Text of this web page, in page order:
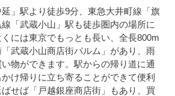
」駅より徒歩9分、東急大井町線「旗
「武蔵小山」駅も徒歩圏内の場所に
には東京でもっとも長い、全長800m
武蔵小山商店街パルム」があり、雨
物ができます。駅からの帰り道に通
け帰りに立ち寄ることができて便利
せば「戸越銀座商店街」もあり、買